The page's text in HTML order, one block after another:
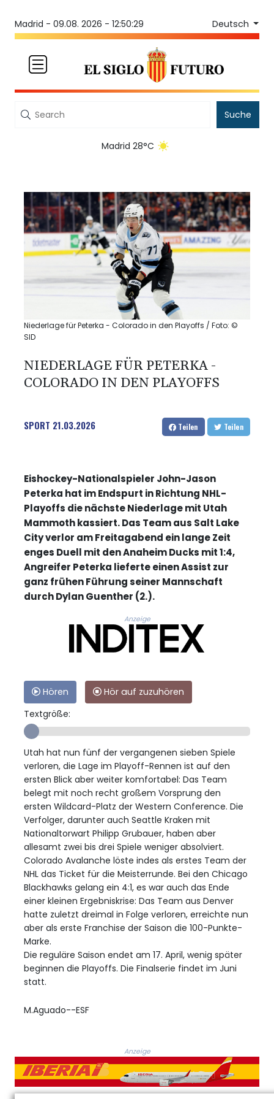
Madrid - 09.08. 2026 - 12:50:29 Deutsch
Suche
Madrid 28°C
Niederlage für Peterka - Colorado in den Playoffs / Foto: ©
SID
NIEDERLAGE FÜR PETERKA -
COLORADO IN DEN PLAYOFFS
SPORT 21.03.2026 Teilen Teilen
Eishockey-Nationalspieler John-Jason
Peterka hat im Endspurt in Richtung NHL-
Playoffs die nächste Niederlage mit Utah
Mammoth kassiert. Das Team aus Salt Lake
City verlor am Freitagabend ein lange Zeit
enges Duell mit den Anaheim Ducks mit 1:4,
Angreifer Peterka lieferte einen Assist zur
ganz frühen Führung seiner Mannschaft
durch Dylan Guenther (2.).
Anzeige
Hören
Hör auf zuzuhören
Textgröße:
Utah hat nun fünf der vergangenen sieben Spiele
verloren, die Lage im Playoff-Rennen ist auf den
ersten Blick aber weiter komfortabel: Das Team
belegt mit noch recht großem Vorsprung den
ersten Wildcard-Platz der Western Conference. Die
Verfolger, darunter auch Seattle Kraken mit
Nationaltorwart Philipp Grubauer, haben aber
allesamt zwei bis drei Spiele weniger absolviert.
Colorado Avalanche löste indes als erstes Team der
NHL das Ticket für die Meisterrunde. Bei den Chicago
Blackhawks gelang ein 4:1, es war auch das Ende
einer kleinen Ergebniskrise: Das Team aus Denver
hatte zuletzt dreimal in Folge verloren, erreichte nun
aber als erste Franchise der Saison die 100-Punkte-
Marke.
Die reguläre Saison endet am 17. April, wenig später
beginnen die Playoffs. Die Finalserie findet im Juni
statt.
M.Aguado--ESF
Anzeige